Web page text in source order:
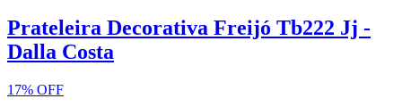
Prateleira Decorativa Freijó Tb222 Jj -
Dalla Costa
17% OFF